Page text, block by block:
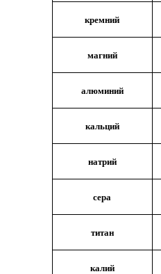
кремний
магний
алюминий
кальций
натрий
сера
титан
калий